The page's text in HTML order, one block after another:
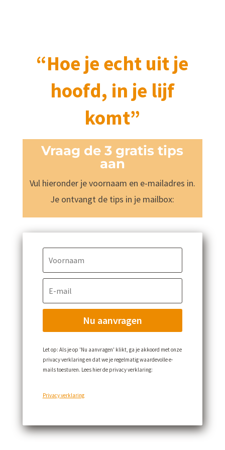
“Hoe je echt uit je
hoofd, in je lijf
komt”
Vraag de 3 gratis tips
aan
Vul hieronder je voornaam en e-mailadres in.
Je ontvangt de tips in je mailbox:
Let op: Als je op 'Nu aanvragen' klikt, ga je akkoord met onze
privacy verklaring en dat we je regelmatig waardevolle e-
mails toesturen. Lees hier de privacy verklaring:
Privacy verklaring
Nu aanvragen